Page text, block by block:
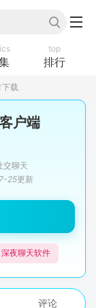
top
排行
下载
户端
交聊天
25更新
深夜聊天软件
评论